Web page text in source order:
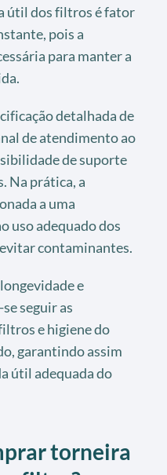
útil dos filtros é fator
pois a
para manter a
detalhada de
de atendimento ao
de suporte
Na prática, a
a uma
uso adequado dos
contaminantes.
e
seguir as
e higiene do
garantindo assim
útil adequada do
torneira